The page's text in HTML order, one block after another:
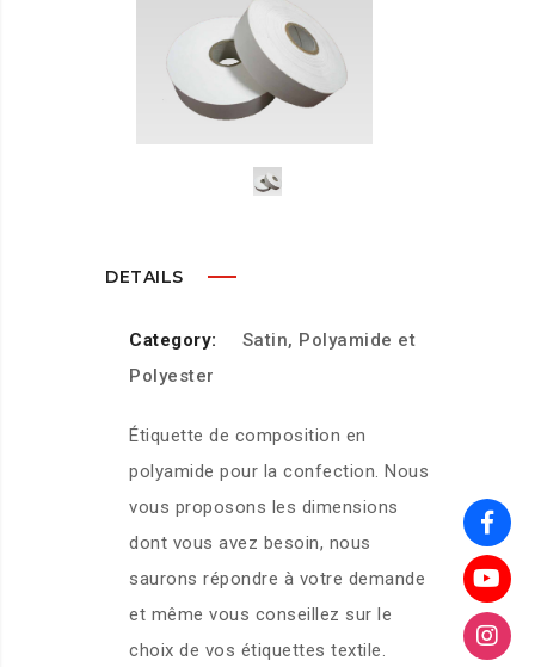
DETAILS
Category:
Satin, Polyamide et
Polyester
Étiquette de composition en
polyamide pour la confection. Nous
vous proposons les dimensions
dont vous avez besoin, nous
saurons répondre à votre demande
et même vous conseillez sur le
choix de vos étiquettes textile.